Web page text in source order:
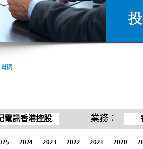
稿
電訊香港控股 業務：
2024 2023 2022 2021 2020